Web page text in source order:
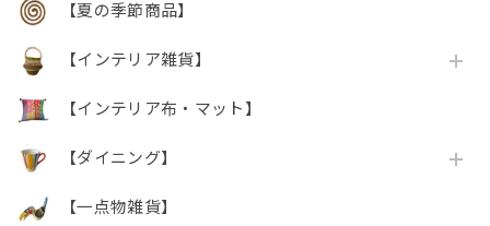
【夏の季節商品】
【インテリア雑貨】
【インテリア布・マット】
【ダイニング】
【一点物雑貨】